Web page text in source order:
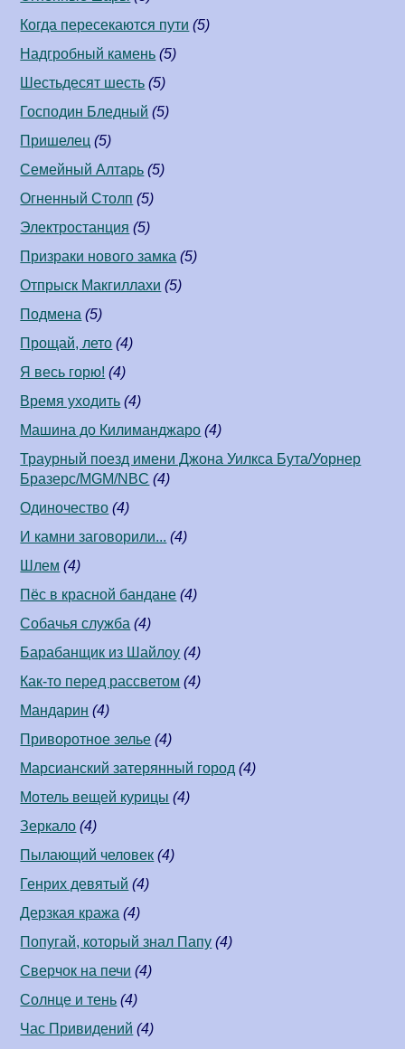
Когда пересекаются пути (5)
Надгробный камень (5)
Шестьдесят шесть (5)
Господин Бледный (5)
Пришелец (5)
Семейный Алтарь (5)
Огненный Столп (5)
Электростанция (5)
Призраки нового замка (5)
Отпрыск Макгиллахи (5)
Подмена (5)
Прощай, лето (4)
Я весь горю! (4)
Время уходить (4)
Машина до Килиманджаро (4)
Траурный поезд имени Джона Уилкса Бута/Уорнер
Бразерс/MGM/NBC (4)
Одиночество (4)
И камни заговорили... (4)
Шлем (4)
Пёс в красной бандане (4)
Собачья служба (4)
Барабанщик из Шайлоу (4)
Как-то перед рассветом (4)
Мандарин (4)
Приворотное зелье (4)
Марсианский затерянный город (4)
Мотель вещей курицы (4)
Зеркало (4)
Пылающий человек (4)
Генрих девятый (4)
Дерзкая кража (4)
Попугай, который знал Папу (4)
Сверчок на печи (4)
Солнце и тень (4)
Час Привидений (4)